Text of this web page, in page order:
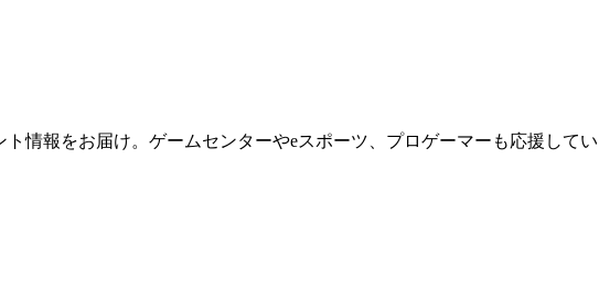
情報をお届け。ゲームセンターやeスポーツ、プロゲーマーも応援して